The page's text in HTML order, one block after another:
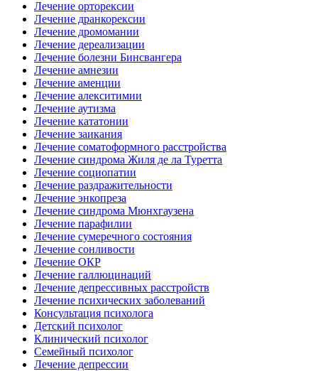
Лечение орторексии
Лечение дранкорексии
Лечение дромомании
Лечение дереализации
Лечение болезни Бинсвангера
Лечение амнезии
Лечение аменции
Лечение алекситимии
Лечение аутизма
Лечение кататонии
Лечение заикания
Лечение соматоформного расстройства
Лечение синдрома Жиля де ла Туретта
Лечение социопатии
Лечение раздражительности
Лечение энкопреза
Лечение синдрома Мюнхгаузена
Лечение парафилии
Лечение сумеречного состояния
Лечение сонливости
Лечение ОКР
Лечение галлюцинаций
Лечение депрессивных расстройств
Лечение психических заболеваний
Консультация психолога
Детский психолог
Клинический психолог
Семейный психолог
Лечение депрессии